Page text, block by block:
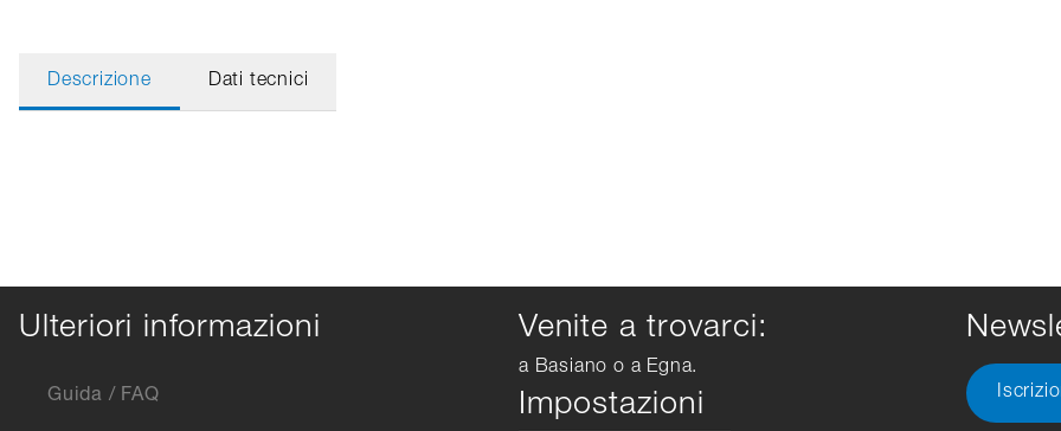
Descrizione Dati tecnici
Ulteriori informazioni
Guida / FAQ
Venite a trovarci:
a Basiano o a Egna.
Impostazioni